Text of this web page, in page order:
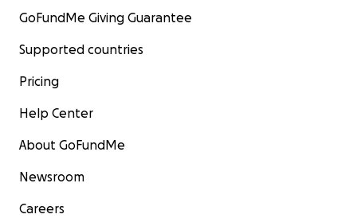
GoFundMe Giving Guarantee
Supported countries
Pricing
Help Center
About GoFundMe
Newsroom
Careers